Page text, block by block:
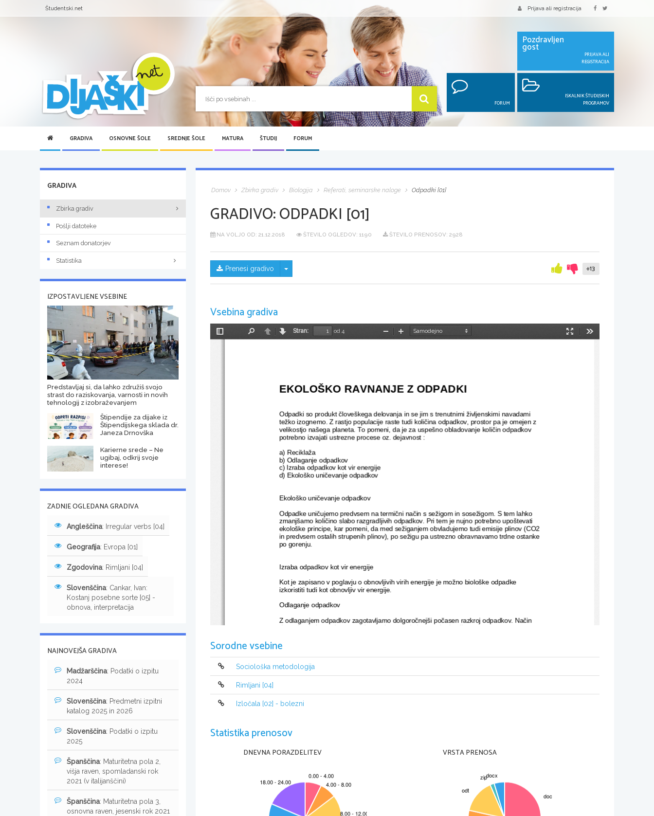
Študentski.net Prijava ali registracija
Pozdravljen
gost
PRIJAVA ALI
REGISTRACIJA
FORUM
ISKALNIK ŠTUDIJSKIH
PROGRAMOV
GRADIVA OSNOVNE ŠOLE SREDNJE ŠOLE MATURA ŠTUDIJ FORUM
Domov Zbirka gradiv Biologija Referati, seminarske naloge Odpadki [01]
GRADIVO:ODPADKI [01]
NA VOLJO OD: 21.12.2018 ŠTEVILO OGLEDOV: 1190 ŠTEVILO PRENOSOV: 2928
Prenesi gradivo Skrij/prikaži meni +13
Vsebina gradiva
Preklopi
NazajNaprej
Stran:
od 4
Način
PomanjšajPovečaj
EKOLOŠKO RAVNANJE Z ODPADKI
Odpadki so produkt človeškega delovanja in se jim s trenutnimi življenskimi navadami
težko izognemo. Z rastjo populacije raste tudi količina odpadkov, prostor pa je omejen z
velikostjo našega planeta. To pomeni, da je za uspešno obladovanje količin odpadkov
potrebno izvajati ustrezne procese oz. dejavnost :
a) Reciklaža
b) Odlaganje odpadkov
c) Izraba odpadkov kot vir energije
d) Ekološko uničevanje odpadkov
Ekološko uničevanje odpadkov
Odpadke uničujemo predvsem na termični način s sežigom in sosežigom. S tem lahko
zmanjšamo količino slabo razgradljivih odpadkov. Pri tem je nujno potrebno upoštevati
ekološke principe, kar pomeni, da med sežiganjem obvladujemo tudi emisije plinov (CO2
in predvsem ostalih strupenih plinov), po sežigu pa ustrezno obravnavamo trdne ostanke
po gorenju.
Izraba odpadkov kot vir energije
Kot je zapisano v poglavju o obnovljivih virih energije je možno biološke odpadke
izkoristiti tudi kot obnovljiv vir energije.
Odlaganje odpadkov
Z odlaganjem odpadkov zagotavljamo dolgoročnejši počasen razkroj odpadkov. Način
deponiranja je predvsem odvisen od narave in lastnosti odpadkov:
    * deponiranje – komunalni odpadki, posebni odpadki, monodeponije
    * kompostiranje – biorazgradljivih odpadkov
    * kontrolirano CO-deponiranje - biorazgradljivih odpadkov
    * posebno odlaganje – industrijske deponije – posebne zahteve glede na deponirani
Reciklaža
izdelkov.
Pogoj za uspešno reciklažo je v prvi vrsti ustrezen sistem zbiranja in sortiranja odpadnih
Sorodne vsebine
Sociološka metodologija
Rimljani [04]
Izločala [02] - bolezni
Statistika prenosov
DNEVNA PORAZDELITEV VRSTA PRENOSA
GRADIVA
Zbirka gradiv
Pošlji datoteke
Seznam donatorjev
Statistika
IZPOSTAVLJENE VSEBINE
Predstavljaj si, da lahko združiš svojo
strast do raziskovanja, varnosti in novih
tehnologij z izobraževanjem
Štipendije za dijake iz
Štipendijskega sklada dr.
Janeza Drnovška
Karierne srede – Ne
ugibaj, odkrij svoje
interese!
ZADNJE OGLEDANA GRADIVA
Angleščina: Irregular verbs [04]
Geografija: Evropa [01]
Zgodovina: Rimljani [04]
Slovenščina: Cankar, Ivan:
Kostanj posebne sorte [05] -
obnova, interpretacija
NAJNOVEJŠA GRADIVA
Madžarščina: Podatki o izpitu
2024
Slovenščina: Predmetni izpitni
katalog 2025 in 2026
Slovenščina: Podatki o izpitu
2025
Španščina: Maturitetna pola 2,
višja raven, spomladanski rok
2021 (v italijanščini)
Španščina: Maturitetna pola 3,
osnovna raven, jesenski rok 2021